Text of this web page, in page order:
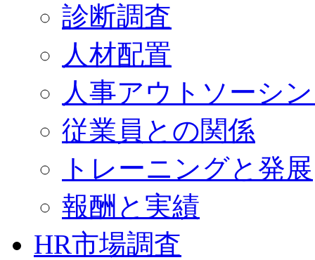
診断調査
人材配置
人事アウトソーシ
従業員との関係
トレーニングと発展
報酬と実績
HR市場調査